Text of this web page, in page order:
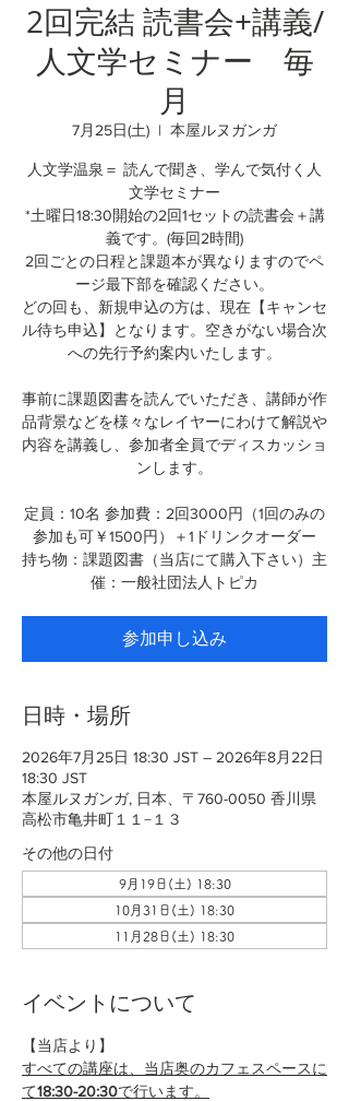
2回完結 読書会+講義/
人文学セミナー 毎
月
7月25日(土)
  |
本屋ルヌガンガ
人文学温泉＝ 読んで聞き、学んで気付く人
文学セミナー
*土曜日18:30開始の2回1セットの読書会＋講
義です。(毎回2時間)
2回ごとの日程と課題本が異なりますのでペ
ージ最下部を確認ください。
どの回も、新規申込の方は、現在【キャンセ
ル待ち申込】となります。空きがない場合次
への先行予約案内いたします。
事前に課題図書を読んでいただき、講師が作
品背景などを様々なレイヤーにわけて解説や
内容を講義し、参加者全員でディスカッショ
ンします。
定員：10名 参加費：2回3000円（1回のみの
参加も可￥1500円）＋1ドリンクオーダー
持ち物：課題図書（当店にて購入下さい）主
催：一般社団法人トピカ
参加申し込み
日時・場所
2026年7月25日 18:30 JST – 2026年8月22日
18:30 JST
本屋ルヌガンガ, 日本、〒760-0050 香川県
高松市亀井町１１−１３
その他の日付
9月19日(土) 18:30
10月31日(土) 18:30
11月28日(土) 18:30
イベントについて
【当店より】
すべての講座は、当店奥のカフェスペースに
て18:30-20:30で行います。